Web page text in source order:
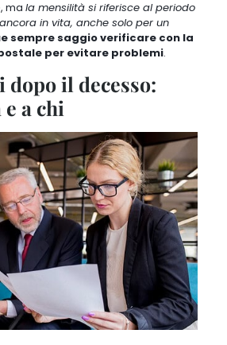
ma la mensilità si riferisce al periodo
in vita, anche solo per un
sempre saggio verificare con la
per evitare problemi.
dopo il decesso:
a chi